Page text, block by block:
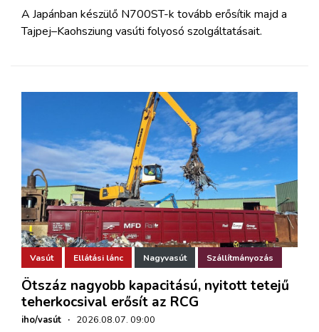
A Japánban készülő N700ST-k tovább erősítik majd a
Tajpej–Kaohsziung vasúti folyosó szolgáltatásait.
Vasút Ellátási lánc Nagyvasút Szállítmányozás
Ötszáz nagyobb kapacitású, nyitott tetejű
teherkocsival erősít az RCG
iho/vasút · 2026.08.07. 09:00